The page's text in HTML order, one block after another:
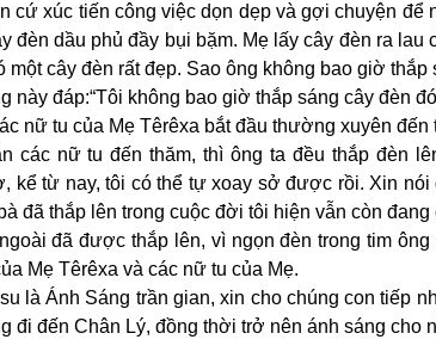
cứ xúc tiến công việc dọn dẹp và gợi chuyện
đèn dầu phủ đầy bụi bặm. Mẹ lấy cây đèn ra
một cây đèn rất đẹp. Sao ông không bao giờ thắp
này đáp:“Tôi không bao giờ thắp sáng cây đèn
nữ tu của Mẹ Têrêxa bắt đầu thường xuyên
các nữ tu đến thăm, thì ông ta đều thắp đèn
kể từ nay, tôi có thể tự xoay sở được rồi. Xin
đã thắp lên trong cuộc đời tôi hiện vẫn còn đang
đã được thắp lên, vì ngọn đèn trong tim
Mẹ Têrêxa và các nữ tu của Mẹ.
là Ánh Sáng trần gian, xin cho chúng con tiếp
đi đến Chân Lý, đồng thời trở nên ánh sáng cho